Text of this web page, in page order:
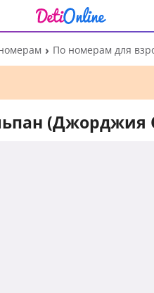
По номерам для
(Джорджия